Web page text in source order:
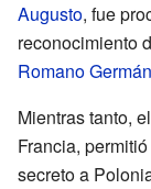
Augusto, fue
reconocimiento
Romano
Mientras tanto,
Francia,
secreto a